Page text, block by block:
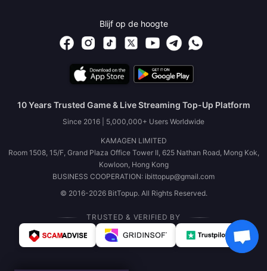
Blijf op de hoogte
10 Years Trusted Game & Live Streaming Top-Up Platform
Since 2016 | 5,000,000+ Users Worldwide
KAMAGEN LIMITED
Room 1508, 15/F, Grand Plaza Office Tower II, 625 Nathan Road, Mong Kok,
Kowloon, Hong Kong
BUSINESS COOPERATION: ibittopup@gmail.com
© 2016-2026 BitTopup. All Rights Reserved.
TRUSTED & VERIFIED BY